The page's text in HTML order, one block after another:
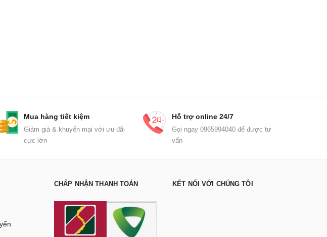
Mua hàng tiết kiệm
Giảm giá & khuyến mại với ưu đãi
cực lớn
Hỗ trợ online 24/7
Gọi ngay 0965994040 để được tư
vấn
CHẤP NHẬN THANH TOÁN KẾT NỐI VỚI CHÚNG TÔI